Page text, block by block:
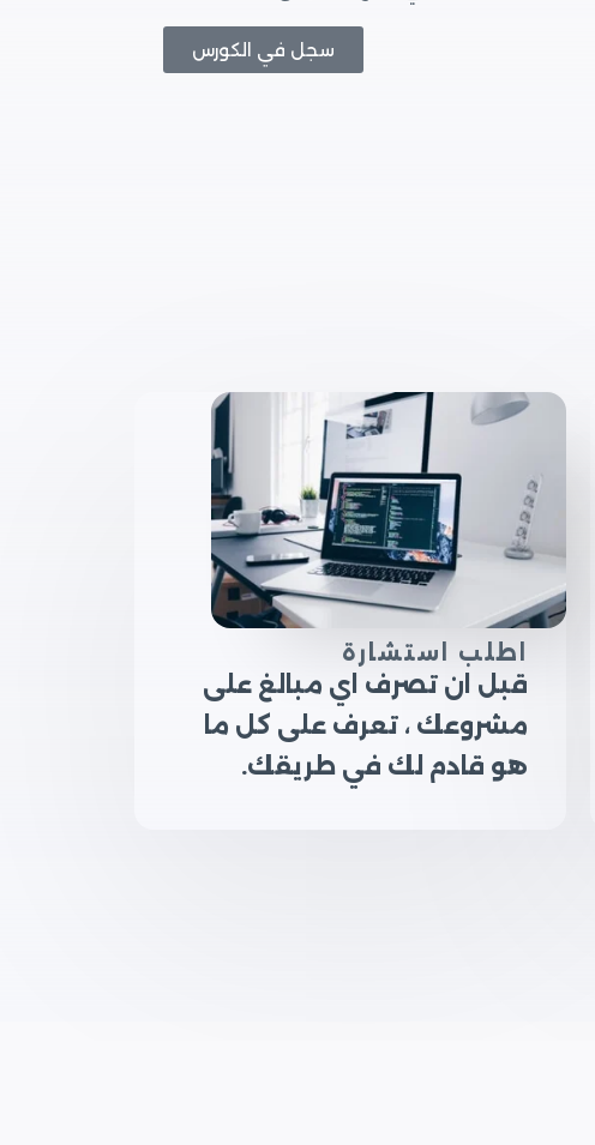
سجل في الكورس
اطلب استشارة
قبل ان تصرف اي مبالغ على
مشروعك ، تعرف على كل ما
هو قادم لك في طريقك.